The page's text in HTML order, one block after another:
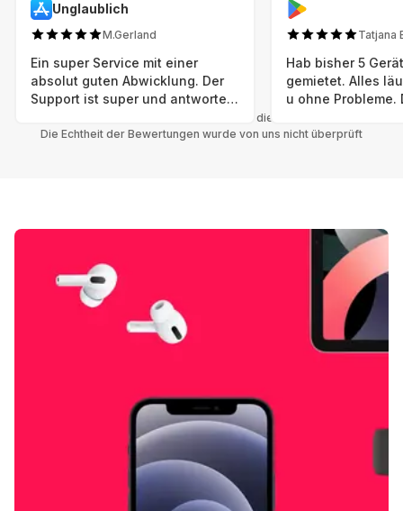
Unglaublich
M.Gerland
Ein super Service mit einer
absolut guten Abwicklung. Der
Support ist super und antworte
Tatjana
Hab bisher 5
gemietet. Alles
u ohne Probleme.
einwandfreien
Nachhaltig u wer
mal wieder ein
hat (Xbox,
Smartphone etc),
Grover nur
Möglichkeit
besteht nach
Alle Bewertungen beziehen sich auf die Grover App.
Die Echtheit der Bewertungen wurde von uns nicht überprüft